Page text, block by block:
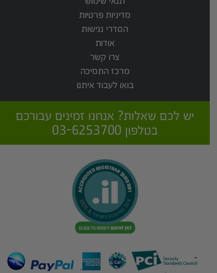
מדיניות פרטיות
הסדרי נגישות
אודות
צרו קשר
מרכז התמיכה
בואו לעבוד איתנו
יש לכם שאלות? אנחנו זמינים עבורכם
בטלפון 03-6253700